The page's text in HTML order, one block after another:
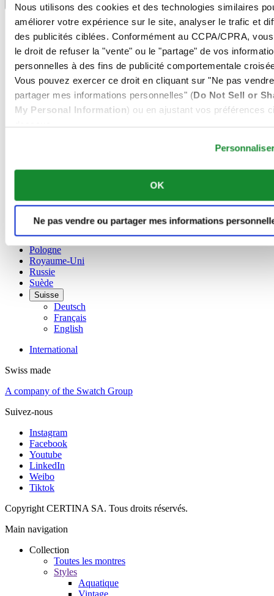
Nous utilisons des cookies et des technologies similaires
améliorer votre expérience sur le site, analyser le trafic et
des publicités ciblées. Conformément au CCPA/CPRA,
le droit de refuser la "vente" ou le "partage" de vos
personnelles à des fins de publicité comportementale
Vous pouvez exercer ce droit en cliquant sur "Ne pas
partager mes informations personnelles" (Do Not Sell or
My Personal Information) ou en ajustant vos préférences
OK
Ne pas vendre ou partager mes informations
Sélecteur de langue
Allemagne
Autriche
Belgique
Français
Chine
English
简体中文
Irlande
Français
Norvège
Pays-Bas
Pologne
Royaume-Uni
Russie
Suède
Suisse
Deutsch
Français
English
International
Swiss made
A company of the Swatch Group
Suivez-nous
Instagram
Facebook
Youtube
LinkedIn
Weibo
Tiktok
Copyright CERTINA SA. Tous droits réservés.
Main navigation
Collection
Toutes les montres
Styles
Aquatique
Vintage